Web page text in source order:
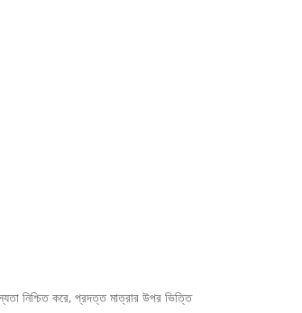
নিশ্চিত করে, প্রদত্ত মাত্রার উপর ভিত্তি